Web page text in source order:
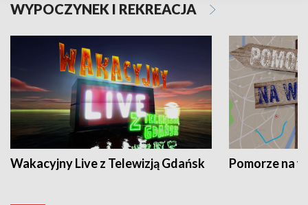
WYPOCZYNEK I REKREACJA
Wakacyjny Live z Telewizją Gdańsk Pomorze na